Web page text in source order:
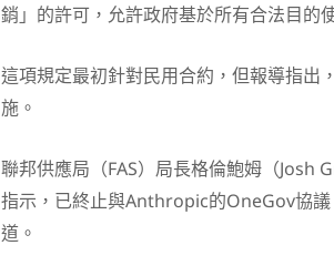
銷」的許可，允許政府基於所有合法目的
這項規定最初針對民用合約，但報導指出
施。
聯邦供應局（FAS）局長格倫鮑姆（Josh
指示，已終止與Anthropic的OneGov協
道。